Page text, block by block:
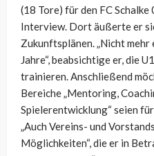
(18 Tore) für den FC
Interview. Dort äußerte er
Zukunftsplänen. „Nicht
Jahre“, beabsichtige er, die
trainieren. Anschließend
Bereiche „Mentoring,
Spielerentwicklung“ seien
„Auch Vereins- und
Möglichkeiten“, die er in